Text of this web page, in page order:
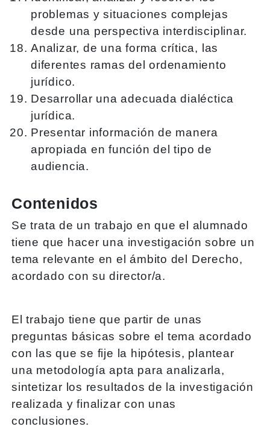
problemas y situaciones complejas
desde una perspectiva interdisciplinar.
Analizar, de una forma crítica, las
diferentes ramas del ordenamiento
jurídico.
Desarrollar una adecuada dialéctica
jurídica.
Presentar información de manera
apropiada en función del tipo de
audiencia.
Contenidos
Se trata de un trabajo en que el alumnado
tiene que hacer una investigación sobre un
tema relevante en el ámbito del Derecho,
acordado con su director/a.
El trabajo tiene que partir de unas
preguntas básicas sobre el tema acordado
con las que se fije la hipótesis, plantear
una metodología apta para analizarla,
sintetizar los resultados de la investigación
realizada y finalizar con unas
conclusiones.